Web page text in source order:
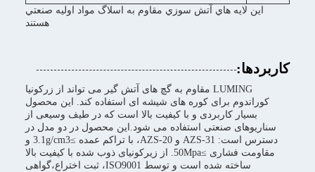
اين لايه هاي آتش سوزي مقاوم به اسلاگ مواد اوليه صنعتي
هستند
کاربردها:
LUMING مقاوم به گچ های آتش گیر می تواند از زرکونیا
کوراندوم برای کوره های شیشه ای استفاده کند. این محصول
بسیار کاربردی و با کیفیت بالا است که در طیف وسیعی از
سناریوهای صنعتی استفاده می شود.این محصول در دو مدل در
دسترس است: AZS-31 و AZS-20، با تراکم عمده ≥3.1g/cm3 و
مقاومت فشاری ≥50Mpa. از زیرکونیای ذوب شده با کیفیت بالا
ساخته شده است و توسط ISO9001، ثبت اختراع،گواهی